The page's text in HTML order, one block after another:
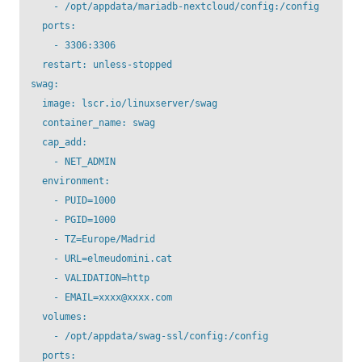
      - /opt/appdata/mariadb-nextcloud/config:/config
    ports:
      - 3306:3306
    restart: unless-stopped
  swag:
    image: lscr.io/linuxserver/swag
    container_name: swag
    cap_add:
      - NET_ADMIN
    environment:
      - PUID=1000
      - PGID=1000
      - TZ=Europe/Madrid
      - URL=elmeudomini.cat
      - VALIDATION=http
      - EMAIL=xxxx@xxxx.com
    volumes:
      - /opt/appdata/swag-ssl/config:/config
    ports: